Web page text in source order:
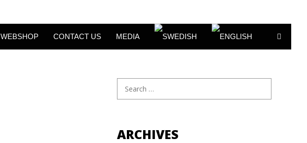
WEBSHOP CONTACT US MEDIA
Search
for:
ARCHIVES